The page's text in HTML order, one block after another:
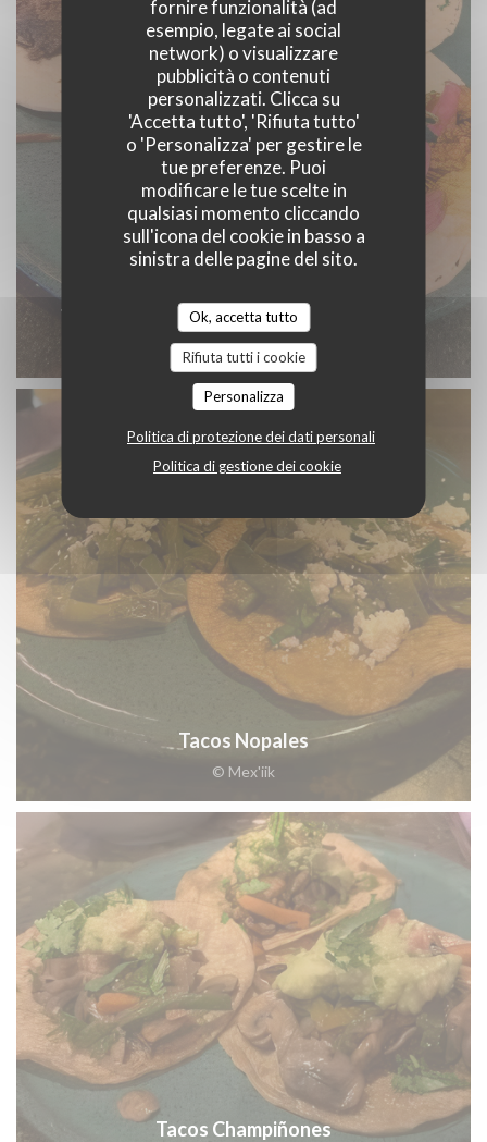
fornire funzionalità (ad
esempio, legate ai social
network) o visualizzare
pubblicità o contenuti
personalizzati. Clicca su
'Accetta tutto', 'Rifiuta tutto'
o 'Personalizza' per gestire le
tue preferenze. Puoi
modificare le tue scelte in
qualsiasi momento cliccando
sull'icona del cookie in basso a
sinistra delle pagine del sito.
Ok, accetta tutto
Rifiuta tutti i cookie
Personalizza
Politica di protezione dei dati personali
Politica di gestione dei cookie
Tacos Barbacoa, Carnitas y Cochinita Pibil
© Mex'iik
Tacos Nopales
© Mex'iik
Tacos Champiñones